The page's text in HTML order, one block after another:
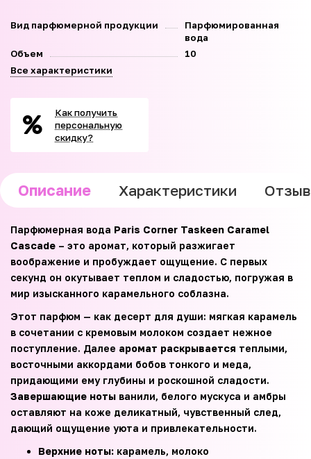
Вид парфюмерной продукции
Парфюмированная
вода
Объем
10
Все характеристики
Как получить
персональную
скидку?
Описание Характеристики
Парфюмерная вода Paris Corner Taskeen Caramel
Cascade – это аромат, который разжигает
воображение и пробуждает ощущение. С первых
секунд он окутывает теплом и сладостью, погружая в
мир изысканного карамельного соблазна.
Этот парфюм — как десерт для души: мягкая карамель
в сочетании с кремовым молоком создает нежное
поступление. Далее аромат раскрывается теплыми,
восточными аккордами бобов тонкого и меда,
придающими ему глубины и роскошной сладости.
Завершающие ноты ванили, белого мускуса и амбры
оставляют на коже деликатный, чувственный след,
дающий ощущение уюта и привлекательности.
Верхние ноты: карамель, молоко